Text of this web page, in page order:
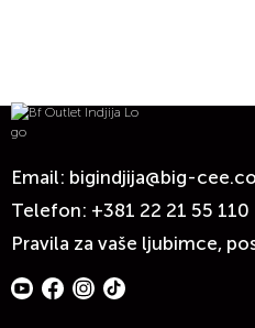
Email: bigindjija@big-
Telefon: +381 22 21 55 110
Pravila za vaše ljubimce,